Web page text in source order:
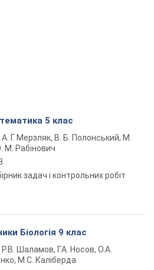
5 клас
А. Г. Мерзляк, В. Б. Полонський, М.
М. Рабінович
задач і контрольних робіт
Біологія 9 клас
Р.В. Шаламов, Г.А. Носов, О.А.
М.С. Каліберда